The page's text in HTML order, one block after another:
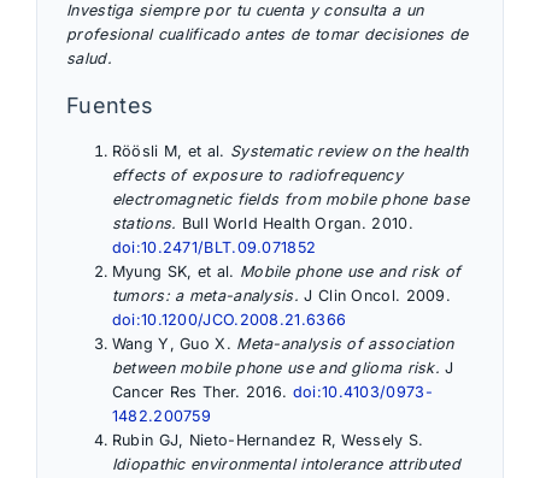
Investiga siempre por tu cuenta y consulta a un
profesional cualificado antes de tomar decisiones de
salud.
Fuentes
Röösli M, et al. Systematic review on the health
effects of exposure to radiofrequency
electromagnetic fields from mobile phone base
stations. Bull World Health Organ. 2010.
doi:10.2471/BLT.09.071852
Myung SK, et al. Mobile phone use and risk of
tumors: a meta-analysis. J Clin Oncol. 2009.
doi:10.1200/JCO.2008.21.6366
Wang Y, Guo X. Meta-analysis of association
between mobile phone use and glioma risk. J
Cancer Res Ther. 2016. doi:10.4103/0973-
1482.200759
Rubin GJ, Nieto-Hernandez R, Wessely S.
Idiopathic environmental intolerance attributed